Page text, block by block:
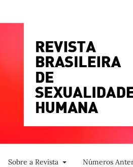
Sobre a Revista Números